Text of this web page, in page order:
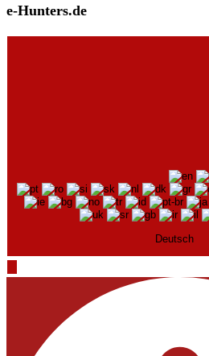
e-Hunters.de
Deutsch